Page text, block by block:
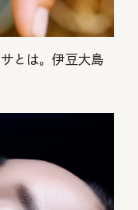
とは。伊豆大島